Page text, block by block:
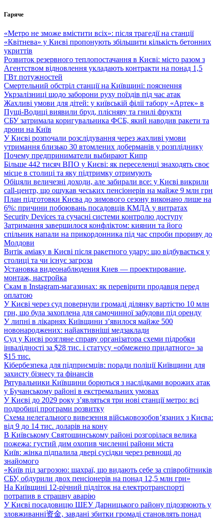
Перейти
вмісту
Гаряче
«Метро не зможе вмістити всіх»: після трагедії на станції
«Квітнева» у Києві пропонують збільшити кількість бетонних
укриттів
Розвиток резервного теплопостачання в Києві: місто разом з
Агентством відновлення укладають контракти на понад 1,5
ГВт потужностей
Смертельний обстріл станції на Київщині: пояснення
Укрзалізниці щодо заборони руху поїздів під час атак
Жахливі умови для дітей: у київській філії табору «Артек» в
Пущі-Водиці виявили бруд, плісняву та гнилі фрукти
СБУ затримала коригувальника ФСБ, який наводив ракети та
дрони на Київ
У Києві розпочали розслідування через жахливі умови
утримання близько 30 втомлених доберманів у розпліднику
Почему предприниматели выбирают Кипр
Більше 442 тисяч ВПО у Києві: як переселенці знаходять своє
місце в столиці та яку підтримку отримують
Обіцяли величезні доходи, але забирали все: у Києві викрили
call-центр, що ошукав чеських пенсіонерів на майже 9 млн грн
План підготовки Києва до зимового сезону виконано лише на
6%: причини побоювань посадовців КМДА у витратах
Security Devices та сучасні системи контролю доступу
Затримання завершилося конфліктом: киянин та його
спільник напали на прикордонника під час спроби прориву до
Молдови
Витік аміаку в Києві після ракетного удару: що відбувається у
столиці та чи існує загроза
Установка видеонаблюдения Киев — проектирование,
монтаж, настройка
Скам в Instagram-магазинах: як перевірити продавця перед
оплатою
У Києві через суд повернули громаді ділянку вартістю 10 млн
грн, що була захоплена для самочинної забудови під оренду
У липні в лікарнях Київщини з’явилося майже 500
новонароджених: найактивніші медзаклади
Суд у Києві розгляне справу організатора схеми підробки
інвалідності за $28 тис. і статусу «обмежено придатного» за
$15 тис.
Кібербезпека для підприємців: поради поліції Київщини для
захисту бізнесу та фінансів
Рятувальники Київщини борються з наслідками ворожих атак
у Бучанському районі в екстремальних умовах
У Києві до 2029 року з’являться три нові станції метро: всі
подробиці програми розвитку
Схема нелегального вивезення військовозобов’язаних з Києва:
від 9 до 14 тис. доларів на кону
В Київському Святошинському районі розгорілася велика
пожежа: густий дим охопив численні райони міста
Київ: жінка підпалила двері сусідки через ревнощі до
знайомого
«Київ під загрозою: шахраї, що видають себе за співробітників
СБУ, обдурили двох пенсіонерів на понад 12,5 млн грн»
На Київщині 12-річний підліток на електротранспорті
потрапив в страшну аварію
У Києві посадовицю ШЕУ Дарницького району підозрюють у
зловживанні资金, завдані збитки громаді становлять понад